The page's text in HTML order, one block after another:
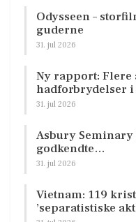
Odysseen –
guderne
31. jul 2026
Ny rapport:
hadforbrydelser i
31. jul 2026
Asbury Seminary
godkendte…
31. jul 2026
Vietnam: 119
’separatistiske